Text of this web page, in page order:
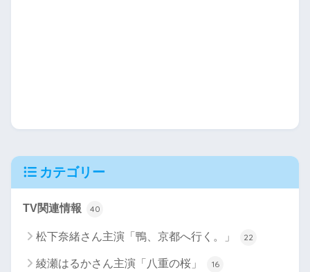
カテゴリー
TV関連情報 40
松下奈緒さん主演「鴨、京都へ行く。」 22
綾瀬はるかさん主演「八重の桜」 16